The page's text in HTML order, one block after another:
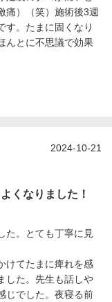
痛）（笑）施術後3週
す。たまに固くなり
んとに不思議で効果
2024-10-21
くなりました！
た。とても丁寧に見
けてたまに痺れを感
した。先生も話しや
じでした。夜寝る前